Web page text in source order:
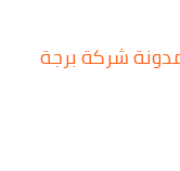
شركة برجة